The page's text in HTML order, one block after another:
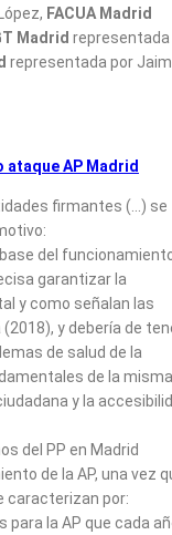
FACUA Madrid
Madrid representada
representada por
ataque AP Madrid
firmantes (…) se
del
garantizar la
y como señalan las
y debería de
de salud de la
de la
y la
del PP en Madrid
de la AP, una vez
caracterizan por:
la AP que cada